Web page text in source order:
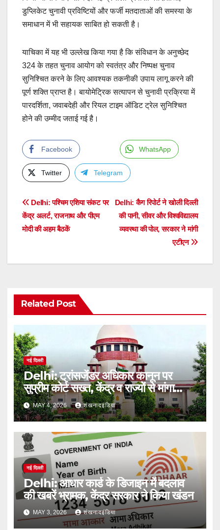
डुप्लिकेट चुनावी प्रविष्टियों और फर्जी मतदाताओं की समस्या के
समाधान में भी सहायक साबित हो सकती है।
याचिका में यह भी उल्लेख किया गया है कि संविधान के अनुच्छेद
324 के तहत चुनाव आयोग को स्वतंत्र और निष्पक्ष चुनाव
सुनिश्चित करने के लिए आवश्यक तकनीकी उपाय लागू करने की
पूर्ण शक्ति प्राप्त है। बायोमेट्रिक सत्यापन से चुनावी प्रक्रिया में
पारदर्शिता, जवाबदेही और रियल टाइम ऑडिट ट्रेल सुनिश्चित
होने की उम्मीद जताई गई है।
Facebook WhatsApp
Twitter Telegram
Post
navigation
Delhi: कैग रिपोर्ट ने खोली दिल्ली
की पानी, सीवर और विश्वविद्यालय
व्यवस्था की पोल, सरकार ने मांगी
एटीएन
Delhi: पश्चिम एशिया संकट पर
केंद्र अलर्ट, राजनाथ और पीएम
मोदी की अहम बैठकें
Related Post
नई दिल्ली
Delhi: ट्रांसजेंडर अधिकार कानून पर
सुप्रीम कोर्ट सख्त, केंद्र व राज्यों से मांगा
जवाब
MAY 4, 2026 शंखनादइंडिया
नई दिल्ली
Delhi: आधार कार्ड के डिजाइन में बदलाव
की खबरें भ्रामक, केंद्र सरकार ने किया खंडन
MAY 3, 2026 शंखनादइंडिया